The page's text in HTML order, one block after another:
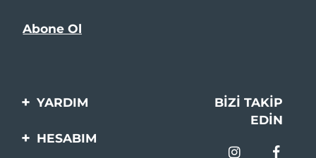
YARDIM
Bi̇zi̇mle İleti̇şi̇me Geçi̇n
BIZI TAKIP
EDIN
HESABIM